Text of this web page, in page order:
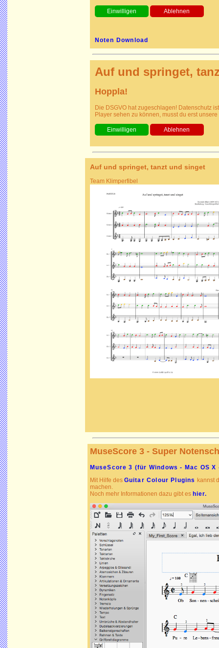
Noten Download
Auf und springet,
Hoppla!
Die DSGVO hat zugeschlagen! Datenschutz
Player sehen zu können, musst du erst unsere
Auf und springet, tanzt und singet
Team Klimperfibel
MuseScore 3 - Super
MuseScore 3 (für Windows - Mac OS X
Mit Hilfe des Guitar Colour Plugins kannst
machen.
Noch mehr Informationen dazu gibt es hier.